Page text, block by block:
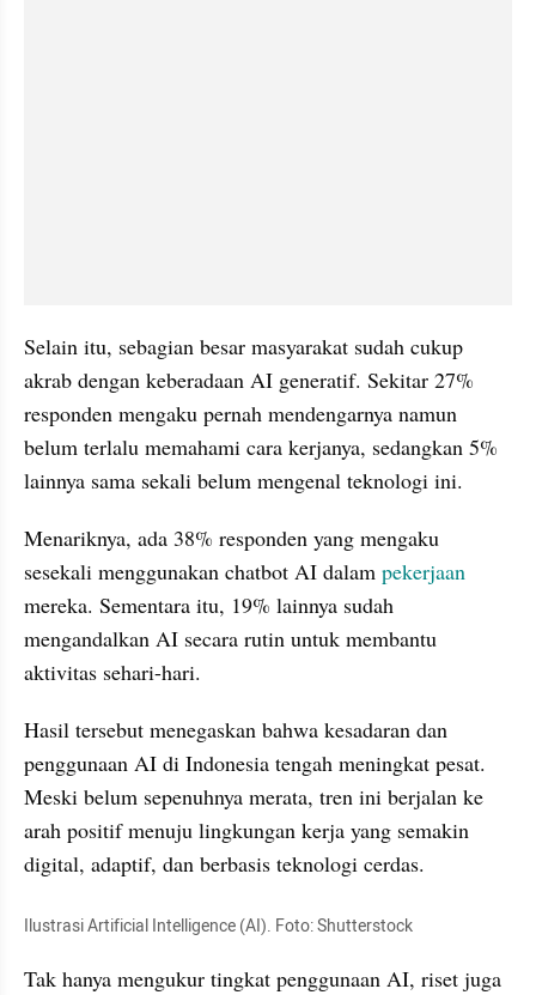
Selain itu, sebagian besar masyarakat sudah cukup
akrab dengan keberadaan AI generatif. Sekitar 27%
responden mengaku pernah mendengarnya namun
belum terlalu memahami cara kerjanya, sedangkan 5%
lainnya sama sekali belum mengenal teknologi ini.
Menariknya, ada 38% responden yang mengaku
sesekali menggunakan chatbot AI dalam
mereka. Sementara itu, 19% lainnya sudah
mengandalkan AI secara rutin untuk membantu
aktivitas sehari-hari.
Hasil tersebut menegaskan bahwa kesadaran dan
penggunaan AI di Indonesia tengah meningkat pesat.
Meski belum sepenuhnya merata, tren ini berjalan ke
arah positif menuju lingkungan kerja yang semakin
digital, adaptif, dan berbasis teknologi cerdas.
Ilustrasi Artificial Intelligence (AI). Foto: Shutterstock
Tak hanya mengukur tingkat penggunaan AI, riset juga